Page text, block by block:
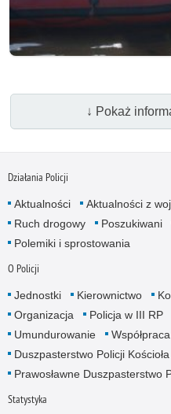
↓ Pokaż
Działania Policji
Aktualności Aktualności z
Ruch drogowy
Poszukiwani
Polemiki i sprostowania
O Policji
Jednostki Kierownictwo
Organizacja
Policja w III RP
Umundurowanie
Duszpasterstwo Policji
Prawosławne Duszpasterstwo
Statystyka